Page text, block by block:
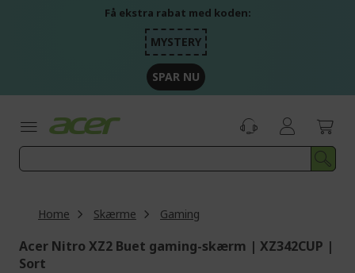
Få ekstra rabat med koden:
MYSTERY
SPAR NU
Home Skærme Gaming
Acer Nitro XZ2 Buet gaming-skærm | XZ342CUP |
Sort